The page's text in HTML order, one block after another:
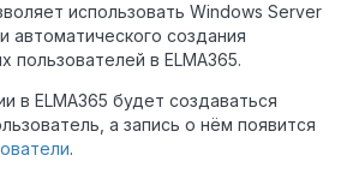
использовать Windows Server
автоматического создания
пользователей в ELMA365.
в ELMA365 будет создаваться
а запись о нём появится
.